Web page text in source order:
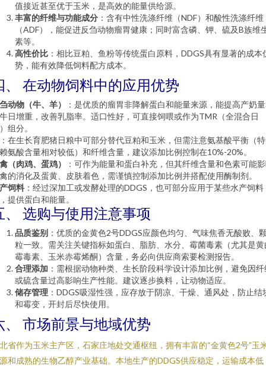
值接近甚至优于玉米，是高效的能量供给源。
丰富的纤维与功能成分 ：含有中性洗涤纤维（NDF）和酸性洗涤纤维
（ADF），能促进反刍动物瘤胃健康；同时富含磷、钾、硫及B族维
素等。
高性价比 ：相比豆粕、鱼粉等传统蛋白原料，DDGS具有显著的成本
势，能有效降低饲料配方成本。
、 在动物饲料中的应用优势
动物（牛、羊）
：是优质的瘤胃非降解蛋白和能量来源，能提高产奶
日增重，改善乳脂率。适口性好，可直接饲喂或作为TMR（全混合日
组分。
：在生长育肥猪日粮中可部分替代豆粕和玉米，但需注意氨基酸平衡（
氨酸含量相对较低）和纤维含量，建议添加比例控制在10%-20%。
（肉鸡、蛋鸡）
：可作为能量和蛋白补充，但其纤维含量和色素可能
的消化及蛋黄、皮肤着色，需谨慎控制添加比例并搭配使用酶制剂。
饲料 ：经过深加工或发酵处理的DDGS，也可部分应用于某些水产饲料
提供蛋白和能量。
、 选购与使用注意事项
品质鉴别 ：优质的金黄色2号DDGS应颜色均匀、气味焦香无酸败、
粒一致。需关注关键指标如蛋白、脂肪、水分、霉菌毒素（尤其是黄
霉毒素、玉米赤霉烯酮）含量，务必向供应商索要检测报告。
合理添加 ：需根据动物种类、生长阶段科学设计添加比例，避免因纤
或硫含量过高影响生产性能。建议逐步换料，让动物适应。
储存管理 ：DDGS吸湿性强，应存放于阴凉、干燥、通风处，防止结
和霉变，开封后尽快使用。
、 市场前景与地域优势
省作为玉米主产区，石家庄地处交通枢纽，拥有丰富的“金黄色2号”玉
和成熟的生物乙醇产业基础。本地生产的DDGS供应稳定，运输成本低